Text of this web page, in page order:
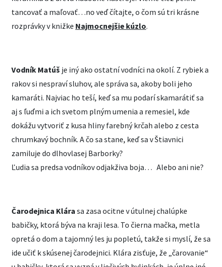
tancovať a maľovať…no veď čítajte, o čom sú tri krásne
rozprávky v knižke Najmocnejšie kúzlo.
Vodník Matúš je iný ako ostatní vodníci na okolí. Z rybiek a
rakov si nespraví sluhov, ale správa sa, akoby boli jeho
kamaráti. Najviac ho teší, keď sa mu podarí skamarátiť sa
aj s ľuďmi a ich svetom plným umenia a remesiel, kde
dokážu vytvoriť z kusa hliny farebný krčah alebo z cesta
chrumkavý bochník. A čo sa stane, keď sa v Štiavnici
zamiluje do dlhovlasej Barborky?
Ľudia sa predsa vodníkov odjakživa boja… Alebo ani nie?
Čarodejnica Klára sa zasa ocitne v útulnej chalúpke
babičky, ktorá býva na kraji lesa. To čierna mačka, metla
opretá o dom a tajomný les ju popletú, takže si myslí, že sa
ide učiť k skúsenej čarodejnici. Klára zisťuje, že „čarovanie“